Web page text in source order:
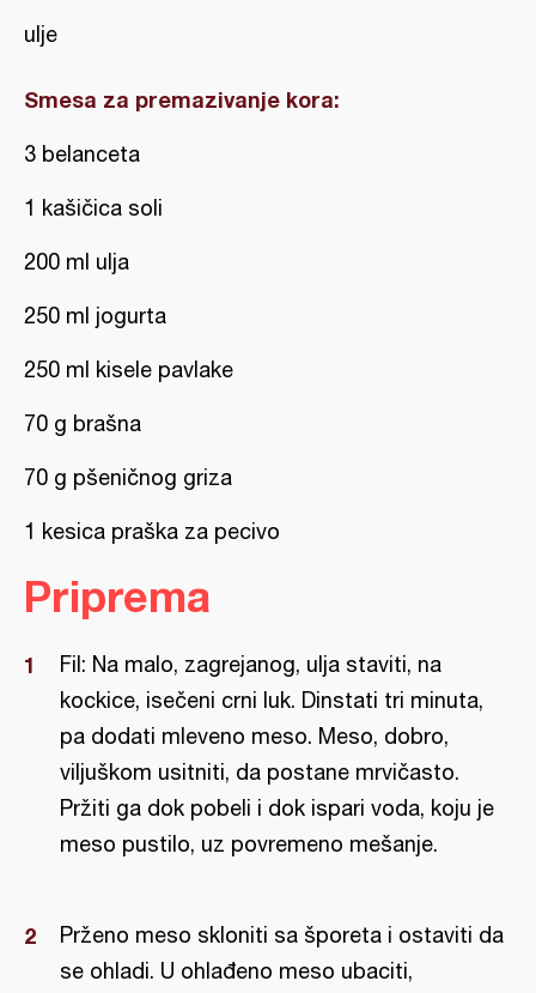
ulje
Smesa za premazivanje kora:
3 belanceta
1 kašičica soli
200 ml ulja
250 ml jogurta
250 ml kisele pavlake
70 g brašna
70 g pšeničnog griza
1 kesica praška za pecivo
Priprema
Fil: Na malo, zagrejanog, ulja staviti, na
kockice, isečeni crni luk. Dinstati tri minuta,
pa dodati mleveno meso. Meso, dobro,
viljuškom usitniti, da postane mrvičasto.
Pržiti ga dok pobeli i dok ispari voda, koju je
meso pustilo, uz povremeno mešanje.
Prženo meso skloniti sa šporeta i ostaviti da
se ohladi. U ohlađeno meso ubaciti,